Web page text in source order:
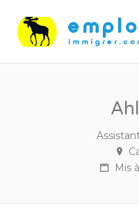
Mis